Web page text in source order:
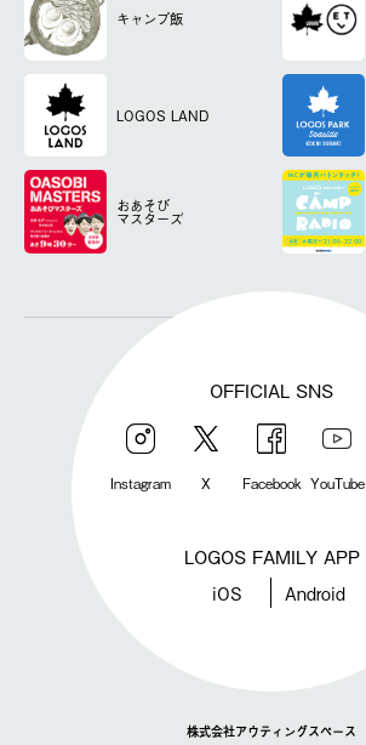
キャンプ飯
LOGOS LAND
おあそび
マスターズ
OFFICIAL SNS
Instagram X Facebook YouTube
LOGOS FAMILY APP
iOS Android
株式会社アウティングスペース